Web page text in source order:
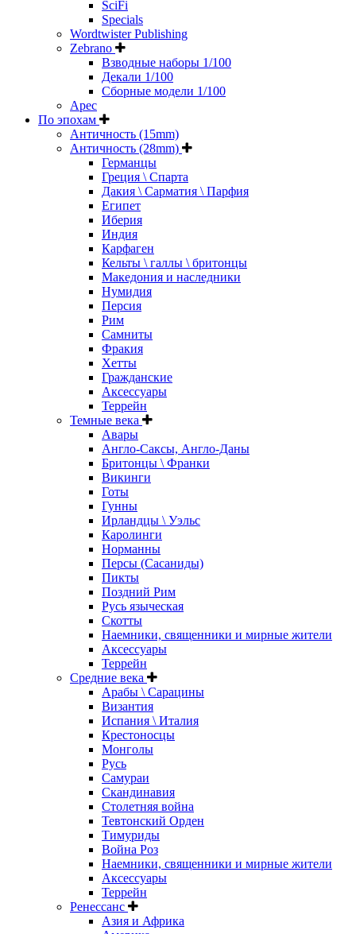
SciFi
Specials
Wordtwister Publishing
Zebrano
Взводные наборы 1/100
Декали 1/100
Сборные модели 1/100
Арес
По эпохам
Античность (15mm)
Античность (28mm)
Германцы
Греция \ Спарта
Дакия \ Сарматия \ Парфия
Египет
Иберия
Индия
Карфаген
Кельты \ галлы \ бритонцы
Македония и наследники
Нумидия
Персия
Рим
Самниты
Фракия
Хетты
Гражданские
Аксессуары
Террейн
Темные века
Авары
Англо-Саксы, Англо-Даны
Бритонцы \ Франки
Викинги
Готы
Гунны
Ирландцы \ Уэльс
Каролинги
Норманны
Персы (Сасаниды)
Пикты
Поздний Рим
Русь языческая
Скотты
Наемники, священники и мирные жители
Аксессуары
Террейн
Средние века
Арабы \ Сарацины
Византия
Испания \ Италия
Крестоносцы
Монголы
Русь
Самураи
Скандинавия
Столетняя война
Тевтонский Орден
Тимуриды
Война Роз
Наемники, священники и мирные жители
Аксессуары
Террейн
Ренессанс
Азия и Африка